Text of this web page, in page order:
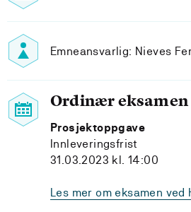
Emneansvarlig: Nieves
Ordinær eksamen
Prosjektoppgave
Innleveringsfrist
31.03.2023 kl. 14:00
Les mer om eksamen ved